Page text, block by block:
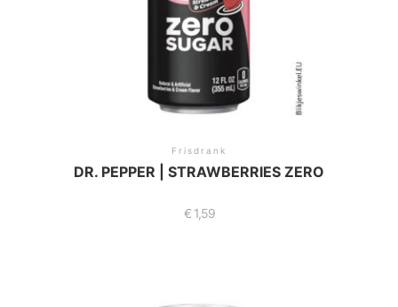
Frisdrank
DR. PEPPER | STRAWBERRIES ZERO
€1,59